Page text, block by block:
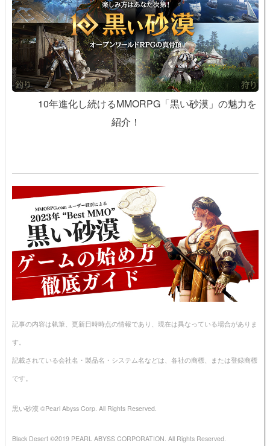
10年進化し続けるMMORPG「黒い砂漠」の魅力を
紹介！
記事の内容は執筆、更新日時時点の情報であり、現在は異なっている場合がありま
す。
記載されている会社名・製品名・システム名などは、各社の商標、または登録商標
です。
黒い砂漠 ©Pearl Abyss Corp. All Rights Reserved.
Black Desert ©2019 PEARL ABYSS CORPORATION. All Rights Reserved.